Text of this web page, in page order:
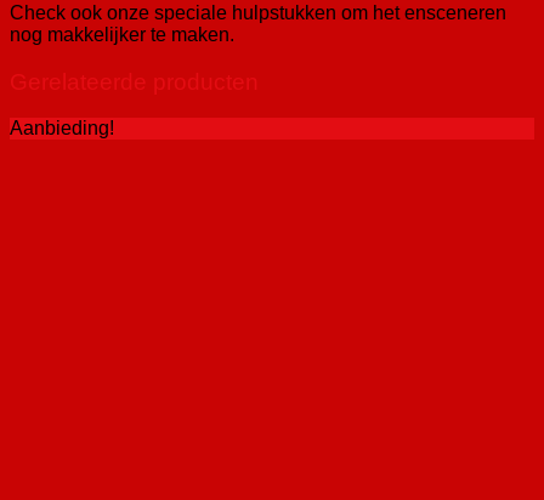
Check ook onze speciale hulpstukken om het ensceneren
nog makkelijker te maken.
Gerelateerde producten
Aanbieding!